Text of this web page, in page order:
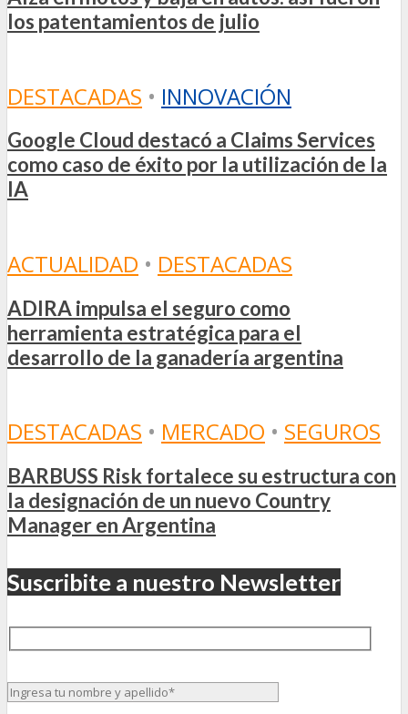
los patentamientos de julio
DESTACADAS • INNOVACIÓN
Google Cloud destacó a Claims Services
como caso de éxito por la utilización de la
IA
ACTUALIDAD • DESTACADAS
ADIRA impulsa el seguro como
herramienta estratégica para el
desarrollo de la ganadería argentina
DESTACADAS • MERCADO • SEGUROS
BARBUSS Risk fortalece su estructura con
la designación de un nuevo Country
Manager en Argentina
Suscribite a nuestro Newsletter